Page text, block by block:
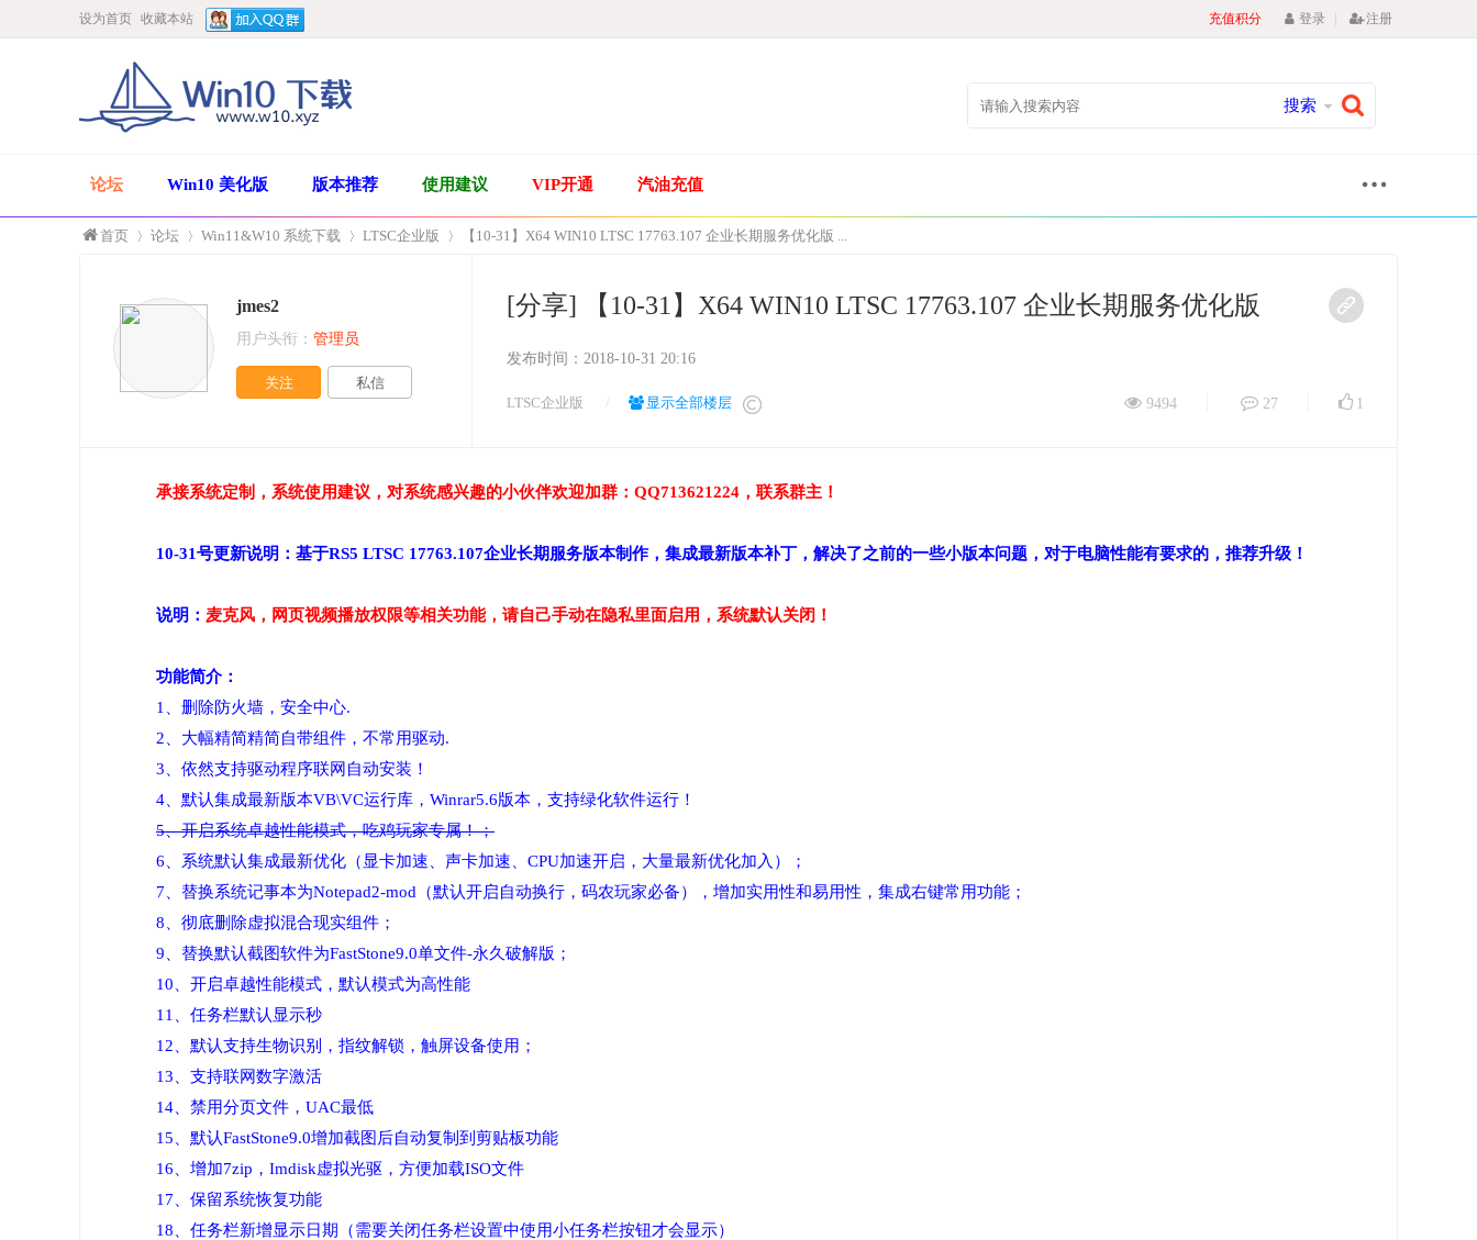
设为首页 收藏本站 充值积分 登录 | 注册
搜索
论坛 Win10 美化版 版本推荐 使用建议 VIP开通 汽油充值
首页
»
论坛 Win11&W10 系统下载
›
LTSC企业版 【10-31】X64 WIN10 LTSC 17763.107 企业长期服务优化版 ...
[分享] 【10-31】X64 WIN10 LTSC 17763.107 企业长期服务优化版
发布时间： 2018-10-31 20:16
LTSC企业版 / 显示全部楼层 9494 27 1
jmes2
用户头衔： 管理员
关注 私信
承接系统定制，系统使用建议，对系统感兴趣的小伙伴欢迎加群：QQ713621224，联系群主！
10-31号更新说明：基于RS5 LTSC 17763.107企业长期服务版本制作，集成最新版本补丁，解决了之前的一些小版本问题，对于电脑性能有要求的，推荐升级！
说明： 麦克风，网页视频播放权限等相关功能，请自己手动在隐私里面启用，系统默认关闭！
功能简介：
1、删除防火墙，安全中心.
2、大幅精简精简自带组件，不常用驱动.
3、依然支持驱动程序联网自动安装！
4、默认集成最新版本VB\VC运行库，Winrar5.6版本，支持绿化软件运行！
5、开启系统卓越性能模式，吃鸡玩家专属！；
6、系统默认集成最新优化（显卡加速、声卡加速、CPU加速开启，大量最新优化加入）；
7、替换系统记事本为Notepad2-mod（默认开启自动换行，码农玩家必备），增加实用性和易用性，集成右键常用功能；
8、彻底删除虚拟混合现实组件；
9、替换默认截图软件为FastStone9.0单文件-永久破解版；
10、开启卓越性能模式，默认模式为高性能
11、任务栏默认显示秒
12、默认支持生物识别，指纹解锁，触屏设备使用；
13、支持联网数字激活
14、禁用分页文件，UAC最低
15、默认FastStone9.0增加截图后自动复制到剪贴板功能
16、增加7zip，Imdisk虚拟光驱，方便加载ISO文件
17、保留系统恢复功能
18、任务栏新增显示日期（需要关闭任务栏设置中使用小任务栏按钮才会显示）